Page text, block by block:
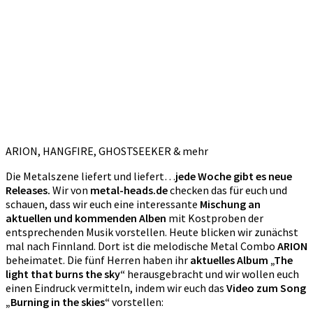
ARION, HANGFIRE, GHOSTSEEKER & mehr
Die Metalszene liefert und liefert…jede Woche gibt es neue
Releases. Wir von metal-heads.dechecken das für euch und
schauen, dass wir euch eine interessante Mischung an
aktuellen und kommenden Alben mit Kostproben der
entsprechenden Musik vorstellen. Heute blicken wir zunächst
mal nach Finnland. Dort ist die melodische Metal Combo ARION
beheimatet. Die fünf Herren haben ihr aktuelles Album „The
light that burns the sky“ herausgebracht und wir wollen euch
einen Eindruck vermitteln, indem wir euch das Video zum Song
„Burning in the skies“vorstellen: